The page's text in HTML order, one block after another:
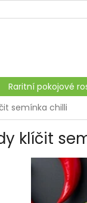
Raritní pokojové
semínka chilli
klíčit